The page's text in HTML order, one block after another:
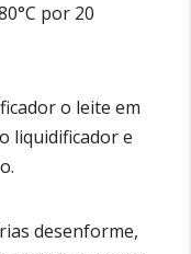
por 20
o leite em
liquidificador e
desenforme,